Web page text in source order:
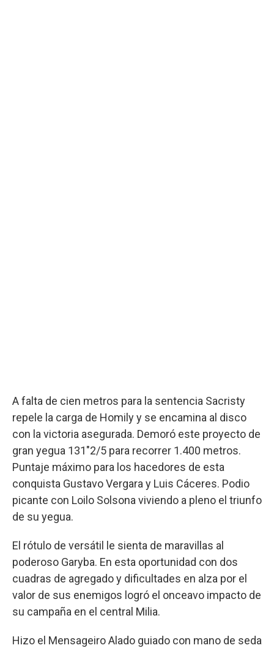
A falta de cien metros para la sentencia Sacristy
repele la carga de Homily y se encamina al disco
con la victoria asegurada. Demoró este proyecto de
gran yegua 131"2/5 para recorrer 1.400 metros.
Puntaje máximo para los hacedores de esta
conquista Gustavo Vergara y Luis Cáceres. Podio
picante con Loilo Solsona viviendo a pleno el triunfo
de su yegua.
El rótulo de versátil le sienta de maravillas al
poderoso Garyba. En esta oportunidad con dos
cuadras de agregado y dificultades en alza por el
valor de sus enemigos logró el onceavo impacto de
su campaña en el central Milia.
Hizo el Mensageiro Alado guiado con mano de seda